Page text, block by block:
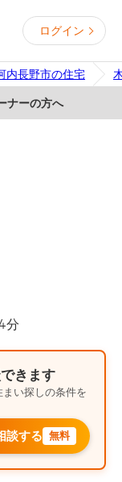
ログイン
内長野市の住宅
ナーの方へ
分
きます
い探しの条件を
談する 無料